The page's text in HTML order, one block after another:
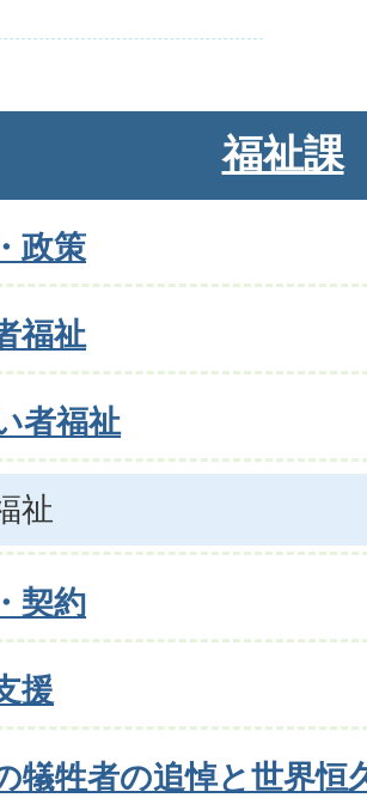
福祉課
政策
福祉
者福祉
祉
契約
援
犠牲者の追悼と世界恒